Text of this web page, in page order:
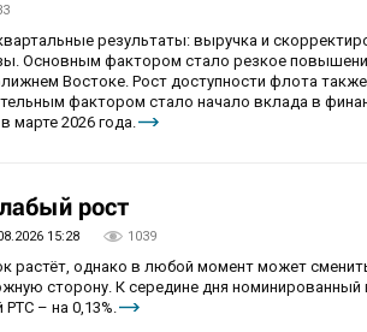
результаты: выручка и
Основным фактором стало резкое
Востоке. Рост доступности флота также
фактором стало начало вклада в
марте 2026 года.
рост
15:28 1039
растёт, однако в любой момент может
сторону. К середине дня номинированный
– на 0,13%.